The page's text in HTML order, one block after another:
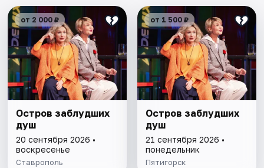
от 2 000 ₽
Остров заблудших
душ
20 сентября 2026 •
воскресенье
Ставрополь
от 1 500 ₽
Остров заблудших
душ
21 сентября 2026 •
понедельник
Пятигорск